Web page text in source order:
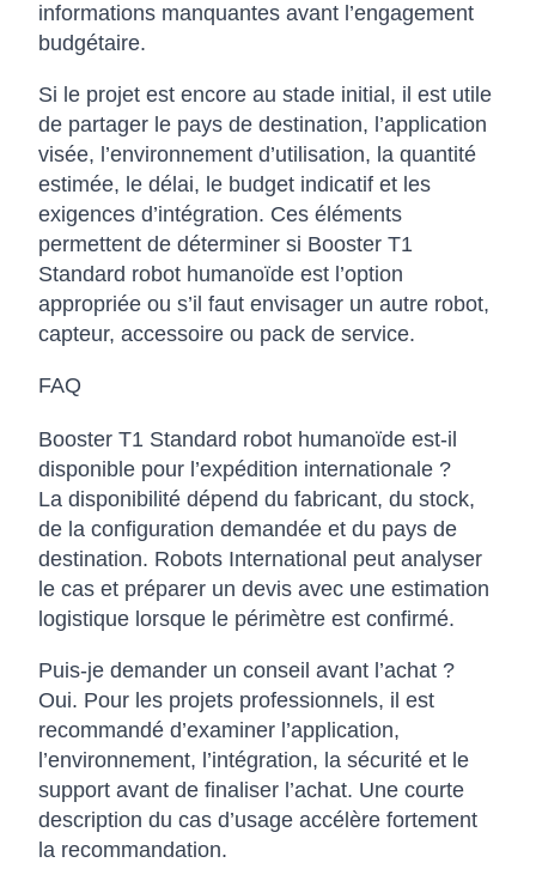
informations manquantes avant l’engagement
budgétaire.
Si le projet est encore au stade initial, il est utile
de partager le pays de destination, l’application
visée, l’environnement d’utilisation, la quantité
estimée, le délai, le budget indicatif et les
exigences d’intégration. Ces éléments
permettent de déterminer si Booster T1
Standard robot humanoïde est l’option
appropriée ou s’il faut envisager un autre robot,
capteur, accessoire ou pack de service.
FAQ
Booster T1 Standard robot humanoïde est-il
disponible pour l’expédition internationale ?
La disponibilité dépend du fabricant, du stock,
de la configuration demandée et du pays de
destination. Robots International peut analyser
le cas et préparer un devis avec une estimation
logistique lorsque le périmètre est confirmé.
Puis-je demander un conseil avant l’achat ?
Oui. Pour les projets professionnels, il est
recommandé d’examiner l’application,
l’environnement, l’intégration, la sécurité et le
support avant de finaliser l’achat. Une courte
description du cas d’usage accélère fortement
la recommandation.